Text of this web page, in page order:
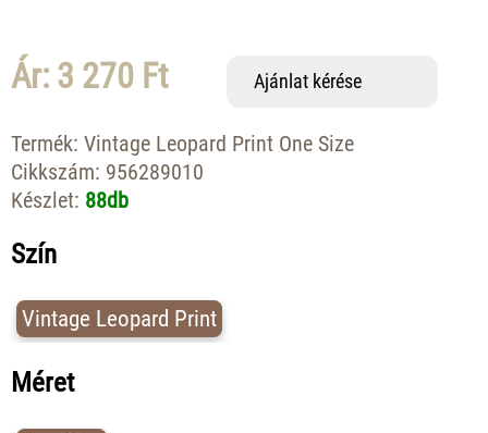
Ár: 3 270 Ft Ajánlat kérése
Termék: Vintage Leopard Print One Size
Cikkszám: 956289010
Készlet: 88db
Szín
Vintage Leopard Print
Méret